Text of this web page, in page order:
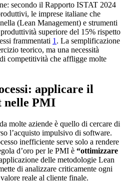
secondo il Rapporto ISTAT 2024
le imprese italiane che
(Lean Management) e strumenti
superiore del 15% rispetto
frammentati 1. La semplificazione
teorico, ma una necessità
competitività che affligge molte
applicare il
nelle PMI
molte aziende è quello di cercare di
l’acquisto impulsivo di software.
inefficiente serve solo a rendere
d’oro per le PMI è “ottimizzare
delle metodologie Lean
di analizzare criticamente ogni
reale al cliente finale.